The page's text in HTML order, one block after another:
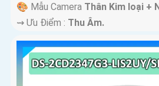
🎨 Mẫu Camera Thân Kim loại +
️⇝ Ưu Điểm : Thu Âm.